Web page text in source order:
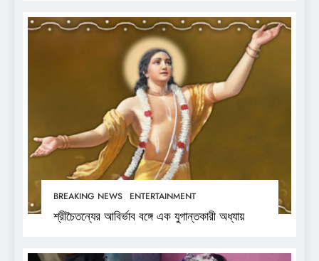
BREAKING NEWS ENTERTAINMENT
শ্রীচৈতন্যের আবির্ভাব বঙ্গে এক যুগান্তকারী অধ্যায়